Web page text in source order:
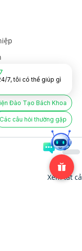
#làmơnmắcoán
Xem tất cả
7, tôi có thể giúp gì
Đào Tạo Bách Khoa
Các câu hỏi thường gặp